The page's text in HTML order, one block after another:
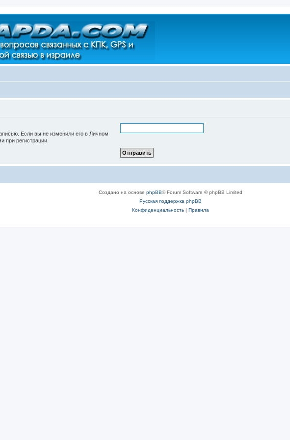
Если вы не изменили его в Личном
при регистрации.
Создано на основе phpBB® Forum Software © phpBB Limited
Русская поддержка phpBB
Конфиденциальность| Правила